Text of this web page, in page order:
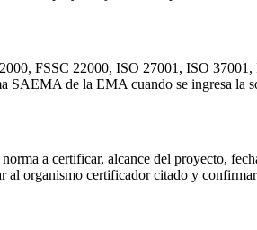
FSSC 22000, ISO 27001, ISO
SAEMA de la EMA cuando se ingresa
a certificar, alcance del proyecto,
organismo certificador citado y